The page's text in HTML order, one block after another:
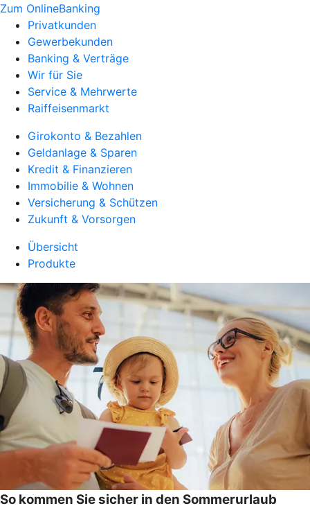
Zum OnlineBanking
Privatkunden
Gewerbekunden
Banking & Verträge
Wir für Sie
Service & Mehrwerte
Raiffeisenmarkt
Girokonto & Bezahlen
Geldanlage & Sparen
Kredit & Finanzieren
Immobilie & Wohnen
Versicherung & Schützen
Zukunft & Vorsorgen
Übersicht
Produkte
So kommen Sie sicher in den Sommerurlaub